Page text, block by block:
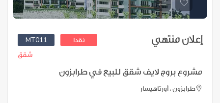
MT011 نقدا إعلان منتهي
شقق
مشروع بروج لايف شقق للبيع في طرابزون
طرابزون ، أورتاهيسار